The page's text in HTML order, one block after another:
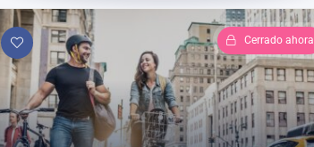
Cerrado ahora